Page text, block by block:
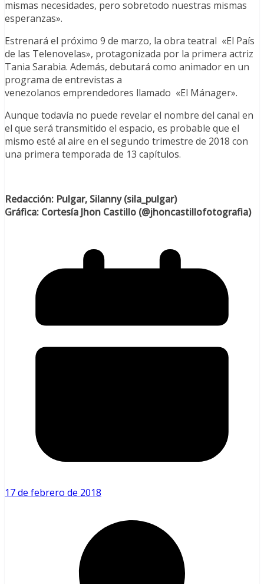
mismas necesidades, pero sobretodo nuestras mismas
esperanzas».
Estrenará el próximo 9 de marzo, la obra teatral «El País
de las Telenovelas», protagonizada por la primera actriz
Tania Sarabia. Además, debutará como animador en un
programa de entrevistas a
venezolanos emprendedores llamado «El Mánager».
Aunque todavía no puede revelar el nombre del canal en
el que será transmitido el espacio, es probable que el
mismo esté al aire en el segundo trimestre de 2018 con
una primera temporada de 13 capítulos.
Redacción: Pulgar, Silanny (sila_pulgar)
Gráfica: Cortesía Jhon Castillo (@jhoncastillofotografia)
17 de febrero de 2018